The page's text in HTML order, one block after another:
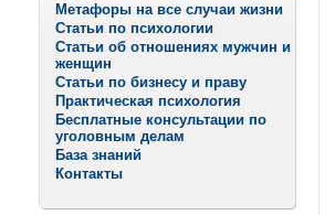
Метафоры на все случаи жизни
Статьи по психологии
Статьи об отношениях мужчин и
женщин
Статьи по бизнесу и праву
Практическая психология
Бесплатные консультации по
уголовным делам
База знаний
Контакты